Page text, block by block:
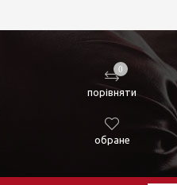
0
порівняти
обране